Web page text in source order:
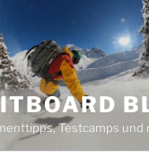
Testcamps und